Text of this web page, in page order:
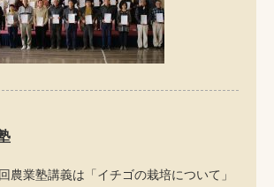
農業塾講義は「イチゴの栽培について」